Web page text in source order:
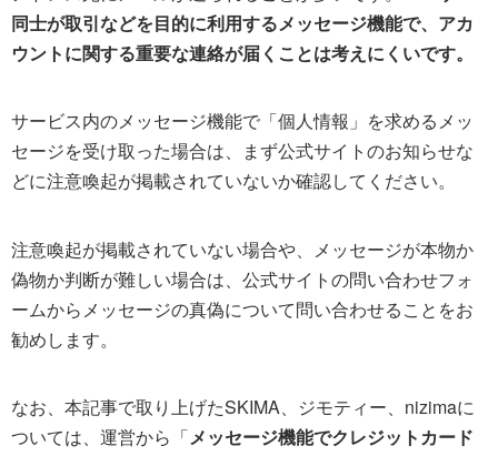
同士が取引などを目的に利用するメッセージ機能で、アカ
ウントに関する重要な連絡が届くことは考えにくいです。
サービス内のメッセージ機能で「個人情報」を求めるメッ
セージを受け取った場合は、まず公式サイトのお知らせな
どに注意喚起が掲載されていないか確認してください。
注意喚起が掲載されていない場合や、メッセージが本物か
偽物か判断が難しい場合は、公式サイトの問い合わせフォ
ームからメッセージの真偽について問い合わせることをお
勧めします。
なお、本記事で取り上げたSKIMA、ジモティー、nizimaに
ついては、運営から「メッセージ機能でクレジットカード